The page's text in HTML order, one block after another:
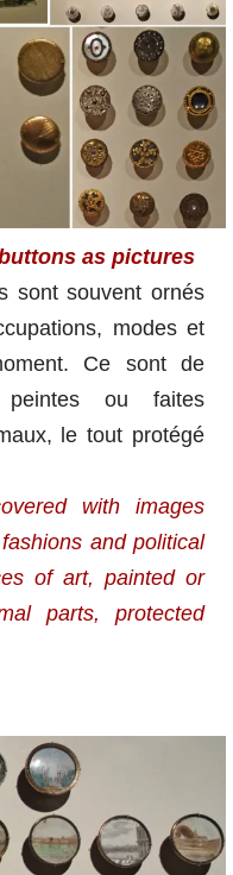
as pictures
sont souvent ornés
modes et
Ce sont de
peintes ou faites
le tout protégé
with images
and political
of art, painted or
parts, protected